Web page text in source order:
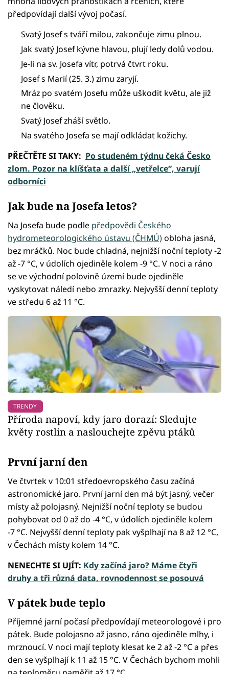
předpovídají další vývoj počasí.
Svatý Josef s tváří milou, zakončuje zimu plnou.
Jak svatý Josef kývne hlavou, plují ledy dolů vodou.
Je-li na sv. Josefa vítr, potrvá čtvrt roku.
Josef s Marií (25. 3.) zimu zaryjí.
Mráz po svatém Josefu může uškodit květu, ale již
ne člověku.
Svatý Josef zháší světlo.
Na svatého Josefa se mají odkládat kožichy.
PŘEČTĚTE SI TAKY: Po studeném týdnu čeká Česko
zlom. Pozor na klíšťata a další „vetřelce“, varují
odborníci
Jak bude na Josefa letos?
Na Josefa bude podle předpovědi Českého
hydrometeorologického ústavu (ČHMÚ)obloha jasná,
bez mráčků. Noc bude chladná, nejnižší noční teploty -2
až -7 °C, v údolích ojediněle kolem -9 °C. V noci a ráno
se ve východní polovině území bude ojediněle
vyskytovat náledí nebo zmrazky. Nejvyšší denní teploty
ve středu 6 až 11 °C.
TRENDY
Příroda napoví, kdy jaro dorazí: Sledujte
květy rostlin a naslouchejte zpěvu ptáků
První jarní den
Ve čtvrtek v 10:01 středoevropského času začíná
astronomické jaro. První jarní den má být jasný, večer
místy až polojasný. Nejnižší noční teploty se budou
pohybovat od 0 až do -4 °C, v údolích ojediněle kolem
-7 °C. Nejvyšší denní teploty pak vyšplhají na 8 až 12 °C,
v Čechách místy kolem 14 °C.
NENECHTE SI UJÍT: Kdy začíná jaro? Máme čtyři
druhy a tři různá data, rovnodennost se posouvá
V pátek bude teplo
Příjemné jarní počasí předpovídají meteorologové i pro
pátek. Bude polojasno až jasno, ráno ojediněle mlhy, i
mrznoucí. V noci mají teploty klesat ke 2 až -2 °C a přes
den se vyšplhají k 11 až 15 °C. V Čechách bychom mohli